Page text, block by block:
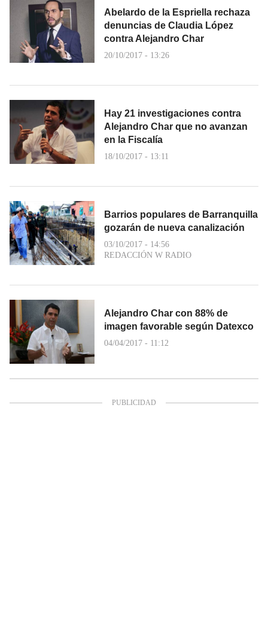
Abelardo de la Espriella rechaza
denuncias de Claudia López
contra Alejandro Char
20/10/2017 - 13:26
Hay 21 investigaciones contra
Alejandro Char que no avanzan
en la Fiscalía
18/10/2017 - 13:11
Barrios populares de Barranquilla
gozarán de nueva canalización
03/10/2017 - 14:56
REDACCIÓN W RADIO
Alejandro Char con 88% de
imagen favorable según Datexco
04/04/2017 - 11:12